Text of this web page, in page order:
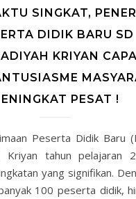
SINGKAT,
DIDIK BARU SD
KRIYAN
PESAT !
Peserta Didik Baru
Kriyan tahun pelajaran
yang signifikan.
100 peserta didik,